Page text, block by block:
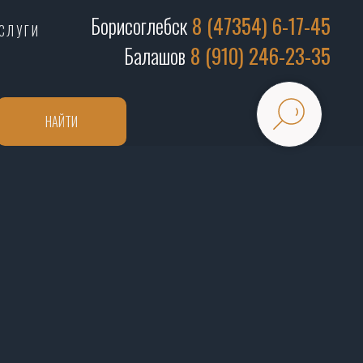
Борисоглебск8 (47354) 6-17-45
Балашов 8 (910) 246-23-35
НАЙТИ